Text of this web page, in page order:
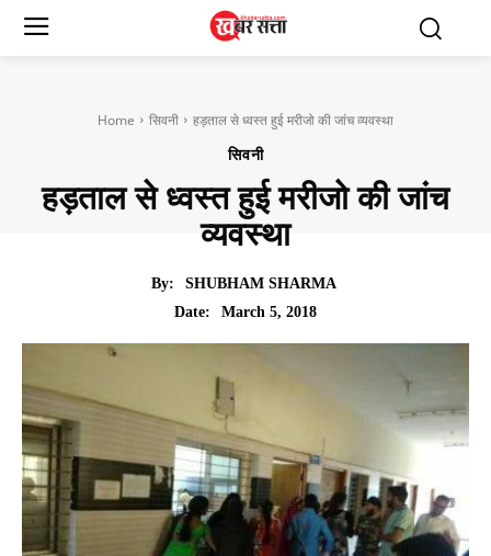
Home सिवनी हड़ताल से ध्वस्त हुई मरीजो की जांच व्यवस्था
सिवनी
हड़ताल से ध्वस्त हुई मरीजो की जांच
व्यवस्था
By:
SHUBHAM SHARMA
Date:
March 5, 2018